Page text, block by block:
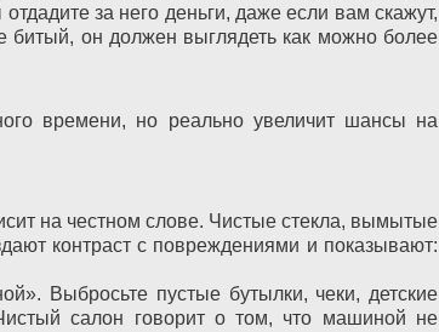
за него деньги, даже если вам скажут,
битый, он должен выглядеть как можно более
времени, но реально увеличит шансы на
на честном слове. Чистые стекла, вымытые
контраст с повреждениями и показывают:
Выбросьте пустые бутылки, чеки, детские
салон говорит о том, что машиной не